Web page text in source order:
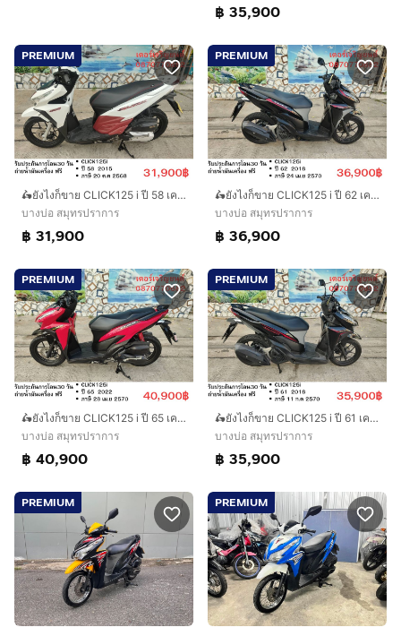
฿ 35,900
PREMIUM
🛵ยังไงก็ขาย CLICK125 i ปี 58 เครื่องดี สีสวย สตาร์ทมือ เล่มชุดโอนครบ+เปลี่ยนถ่ายน้ำมันเครื่องฟรี ส่งฟรี30 ก.ม
บางบ่อ สมุทรปราการ
฿ 31,900
PREMIUM
🛵ยังไงก็ขาย CLICK125 i ปี 62 เครื่องดี สีสวย สตาร์ทมือ เล่มชุดโอนครบ+เปลี่ยนถ่ายน้ำมันเครื่องฟรี ส่งฟรี30 ก.ม
บางบ่อ สมุทรปราการ
฿ 36,900
PREMIUM
🛵ยังไงก็ขาย CLICK125 i ปี 65 เครื่องดี สีสวย สตาร์ทมือ เล่มชุดโอนครบ+เปลี่ยนถ่ายน้ำมันเครื่องฟรี ส่งฟรี30 ก.ม
บางบ่อ สมุทรปราการ
฿ 40,900
PREMIUM
🛵ยังไงก็ขาย CLICK125 i ปี 61 เครื่องดี สีสวย สตาร์ทมือ เล่มชุดโอนครบ+เปลี่ยนถ่ายน้ำมันเครื่องฟรี ส่งฟรี30 ก.ม
บางบ่อ สมุทรปราการ
฿ 35,900
PREMIUM PREMIUM